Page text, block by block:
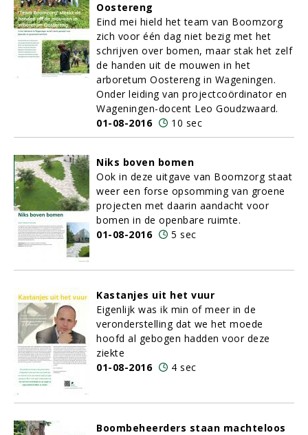
Oostereng
Eind mei hield het team van Boomzorg
zich voor één dag niet bezig met het
schrijven over bomen, maar stak het zelf
de handen uit de mouwen in het
arboretum Oostereng in Wageningen.
Onder leiding van projectcoördinator en
Wageningen-docent Leo Goudzwaard.
01-08-2016
10 sec
Niks boven bomen
Ook in deze uitgave van Boomzorg staat
weer een forse opsomming van groene
projecten met daarin aandacht voor
bomen in de openbare ruimte.
01-08-2016
5 sec
Kastanjes uit het vuur
Eigenlijk was ik min of meer in de
veronderstelling dat we het moede
hoofd al gebogen hadden voor deze
ziekte
01-08-2016
4 sec
Boombeheerders staan machteloos